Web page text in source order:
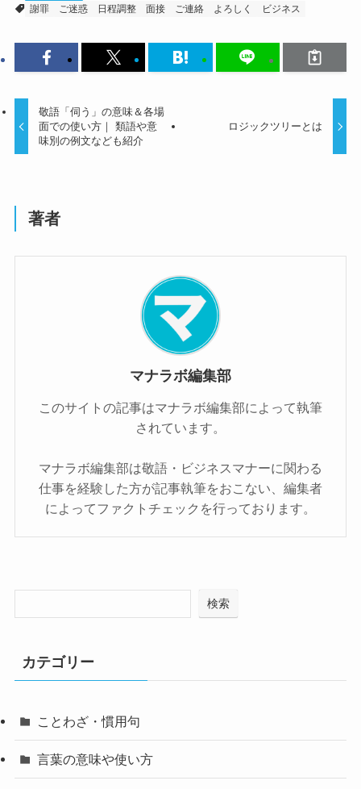
謝罪
ご迷惑 日程調整 面接 ご連絡 よろしく ビジネス
敬語「伺う」の意味＆各場
面での使い方｜ 類語や意
味別の例文なども紹介
ロジックツリーとは
著者
マナラボ編集部
このサイトの記事はマナラボ編集部によって執筆
されています。
マナラボ編集部は敬語・ビジネスマナーに関わる
仕事を経験した方が記事執筆をおこない、編集者
によってファクトチェックを行っております。
検索
カテゴリー
ことわざ・慣用句
言葉の意味や使い方